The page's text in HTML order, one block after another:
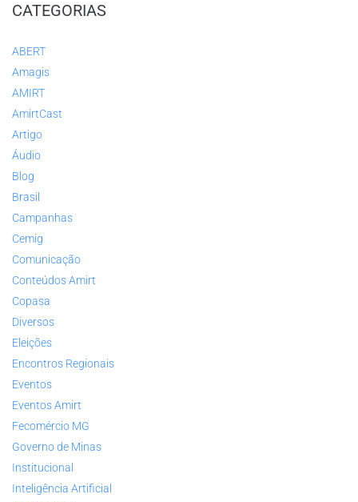
CATEGORIAS
ABERT
Amagis
AMIRT
AmirtCast
Artigo
Áudio
Blog
Brasil
Campanhas
Cemig
Comunicação
Conteúdos Amirt
Copasa
Diversos
Eleições
Encontros Regionais
Eventos
Eventos Amirt
Fecomércio MG
Governo de Minas
Institucional
Inteligência Artificial